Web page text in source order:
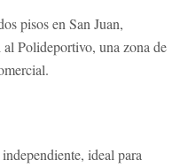
pisos en San Juan,
Polideportivo, una zona de
ideal para